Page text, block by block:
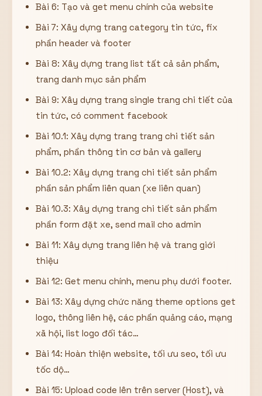
Bài 6: Tạo và get menu chính của website
Bài 7: Xây dựng trang category tin tức, fix
phần header và footer
Bài 8: Xây dựng trang list tất cả sản phẩm,
trang danh mục sản phẩm
Bài 9: Xây dựng trang single trang chi tiết của
tin tức, có comment facebook
Bài 10.1: Xây dựng trang trang chi tiết sản
phẩm, phần thông tin cơ bản và gallery
Bài 10.2: Xây dựng trang chi tiết sản phẩm
phần sản phẩm liên quan (xe liên quan)
Bài 10.3: Xây dựng trang chi tiết sản phẩm
phần form đặt xe, send mail cho admin
Bài 11: Xây dựng trang liên hệ và trang giới
thiệu
Bài 12: Get menu chính, menu phụ dưới footer.
Bài 13: Xây dựng chức năng theme options get
logo, thông liên hệ, các phần quảng cáo, mạng
xã hội, list logo đối tác…
Bài 14: Hoàn thiện website, tối ưu seo, tối ưu
tốc dộ…
Bài 15: Upload code lên trên server (Host), và